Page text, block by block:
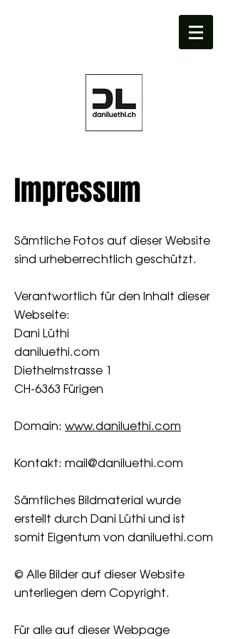
Impressum
Sämtliche Fotos auf dieser Website
sind urheberrechtlich geschützt.
Verantwortlich für den Inhalt dieser
Webseite:
Dani Lüthi
daniluethi.com
Diethelmstrasse 1
CH-6363 Fürigen
Domain: www.daniluethi.com
Kontakt: mail@daniluethi.com
Sämtliches Bildmaterial wurde
erstellt durch Dani Lüthi und ist
somit Eigentum von daniluethi.com
© Alle Bilder auf dieser Website
unterliegen dem Copyright.
Für alle auf dieser Webpage